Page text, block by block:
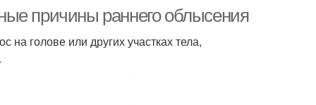
причины раннего облысения
голове или других участках тела,